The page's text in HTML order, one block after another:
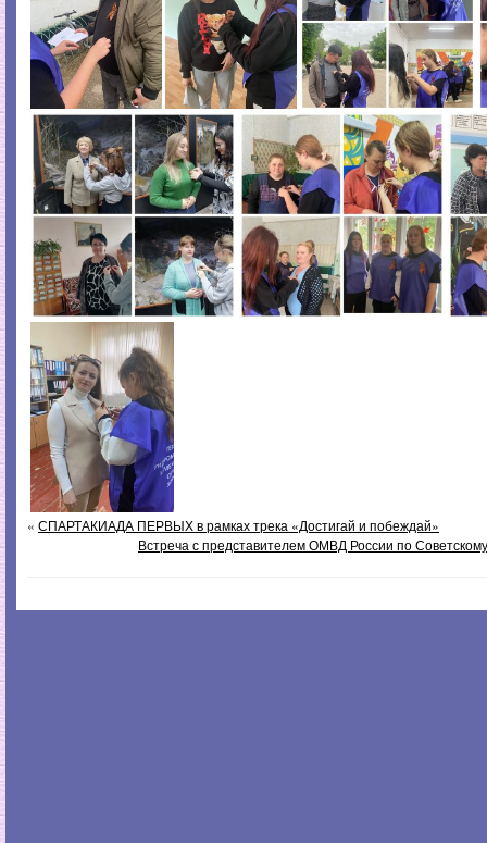
« СПАРТАКИАДА ПЕРВЫХ в рамках трека «Достигай и побеждай»
Встреча с представителем ОМВД России по